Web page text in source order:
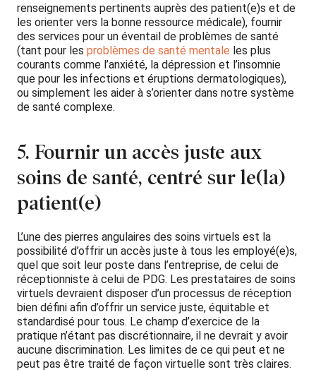
renseignements pertinents auprès des patient(e)s et de
les orienter vers la bonne ressource médicale), fournir
des services pour un éventail de problèmes de santé
(tant pour les problèmes de santé mentale les plus
courants comme l’anxiété, la dépression et l’insomnie
que pour les infections et éruptions dermatologiques),
ou simplement les aider à s’orienter dans notre système
de santé complexe.
5. Fournir un accès juste aux
soins de santé, centré sur le(la)
patient(e)
L’une des pierres angulaires des soins virtuels est la
possibilité d’offrir un accès juste à tous les employé(e)s,
quel que soit leur poste dans l’entreprise, de celui de
réceptionniste à celui de PDG. Les prestataires de soins
virtuels devraient disposer d’un processus de réception
bien défini afin d’offrir un service juste, équitable et
standardisé pour tous. Le champ d’exercice de la
pratique n’étant pas discrétionnaire, il ne devrait y avoir
aucune discrimination. Les limites de ce qui peut et ne
peut pas être traité de façon virtuelle sont très claires.